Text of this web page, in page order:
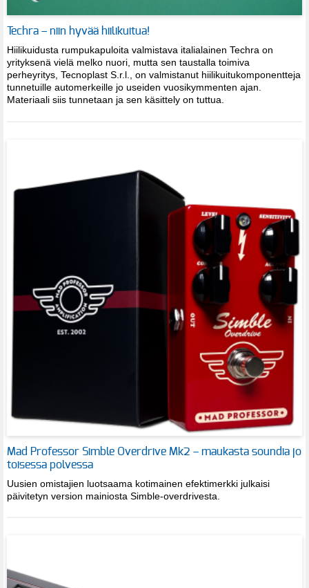
Techra – niin hyvää hiilikuitua!
Hiilikuidusta rumpukapuloita valmistava italialainen Techra on
yrityksenä vielä melko nuori, mutta sen taustalla toimiva
perheyritys, Tecnoplast S.r.l., on valmistanut hiilikuitukomponentteja
tunnetuille automerkeille jo useiden vuosikymmenten ajan.
Materiaali siis tunnetaan ja sen käsittely on tuttua.
Mad Professor Simble Overdrive Mk2 – maukasta soundia jo
toisessa polvessa
Uusien omistajien luotsaama kotimainen efektimerkki julkaisi
päivitetyn version mainiosta Simble-overdrivesta.